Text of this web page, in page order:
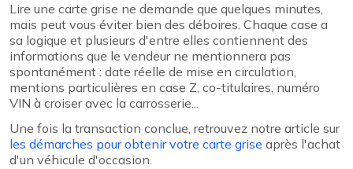
Lire une carte grise ne demande que quelques minutes,
mais peut vous éviter bien des déboires. Chaque case a
sa logique et plusieurs d'entre elles contiennent des
informations que le vendeur ne mentionnera pas
spontanément : date réelle de mise en circulation,
mentions particulières en case Z, co-titulaires, numéro
VIN à croiser avec la carrosserie...
Une fois la transaction conclue, retrouvez notre article sur
les démarches pour obtenir votre carte grise après l'achat
d'un véhicule d'occasion.